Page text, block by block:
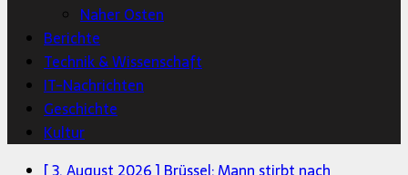
Naher Osten
Berichte
Technik & Wissenschaft
IT-Nachrichten
Geschichte
Kultur
[ 3. August 2026 ] Brüssel: Mann stirbt nach